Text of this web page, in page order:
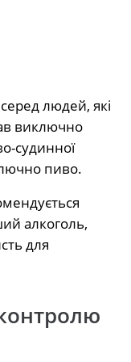
людей, які
виключно
судинної
пиво.
алкоголь,
для